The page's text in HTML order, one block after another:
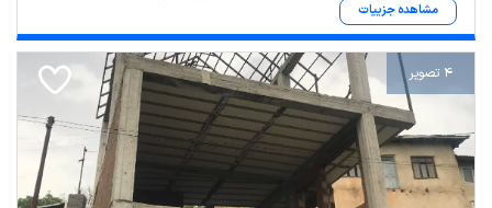
مشاهده جزییات
4 تصویر